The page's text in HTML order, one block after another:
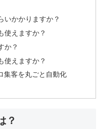
いかかりますか？
使えますか？
か？
使えますか？
集客を丸ごと自動化
？